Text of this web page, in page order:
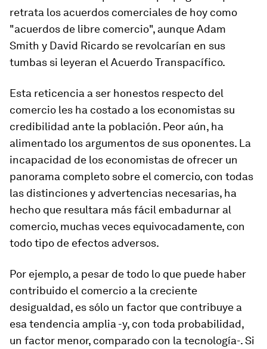
retrata los acuerdos comerciales de hoy como
"acuerdos de libre comercio", aunque Adam
Smith y David Ricardo se revolcarían en sus
tumbas si leyeran el Acuerdo Transpacífico.
Esta reticencia a ser honestos respecto del
comercio les ha costado a los economistas su
credibilidad ante la población. Peor aún, ha
alimentado los argumentos de sus oponentes. La
incapacidad de los economistas de ofrecer un
panorama completo sobre el comercio, con todas
las distinciones y advertencias necesarias, ha
hecho que resultara más fácil embadurnar al
comercio, muchas veces equivocadamente, con
todo tipo de efectos adversos.
Por ejemplo, a pesar de todo lo que puede haber
contribuido el comercio a la creciente
desigualdad, es sólo un factor que contribuye a
esa tendencia amplia -y, con toda probabilidad,
un factor menor, comparado con la tecnología-. Si